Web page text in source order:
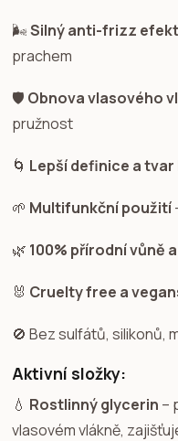
🌬️Silný anti-frizz efekt
prachem
🛡️ Obnova vlasového
pružnost
🌀 Lepší definice a tvar
🌱 Multifunkční použití
🌿 100% přírodní vůně
🐰 Cruelty free a
🚫 Bez sulfátů, silikonů,
Aktivní složky:
💧 Rostlinný glycerin –
vlasovém vlákně,